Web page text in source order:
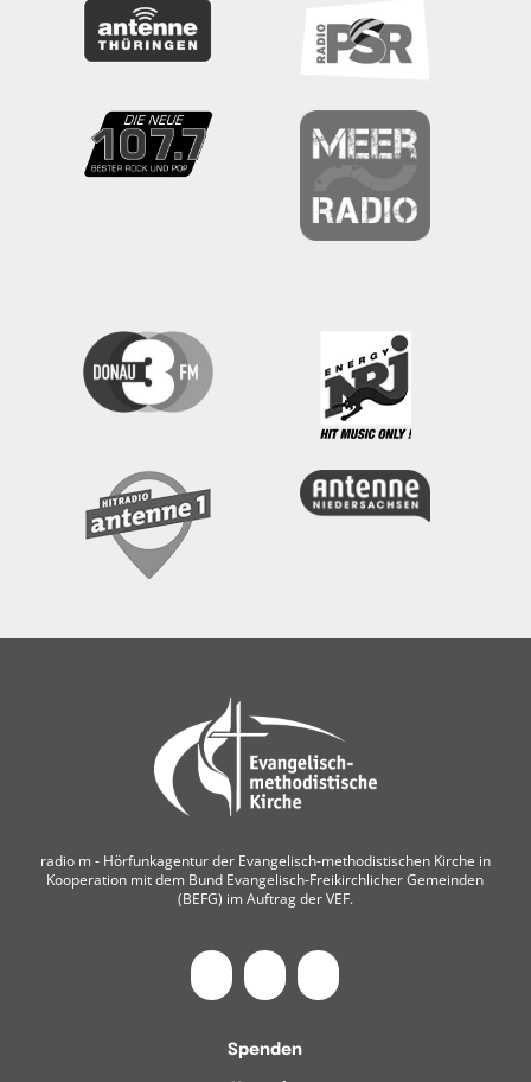
radio m ‐ Hörfunkagentur der Evangelisch-methodistischen Kirche in
Kooperation mit dem Bund Evangelisch-Freikirchlicher Gemeinden
(BEFG) im Auftrag der VEF.
Spenden